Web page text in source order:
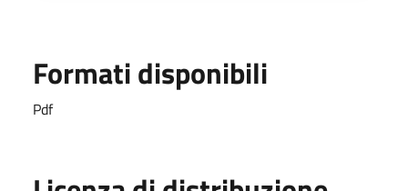
Formati disponibili
Pdf